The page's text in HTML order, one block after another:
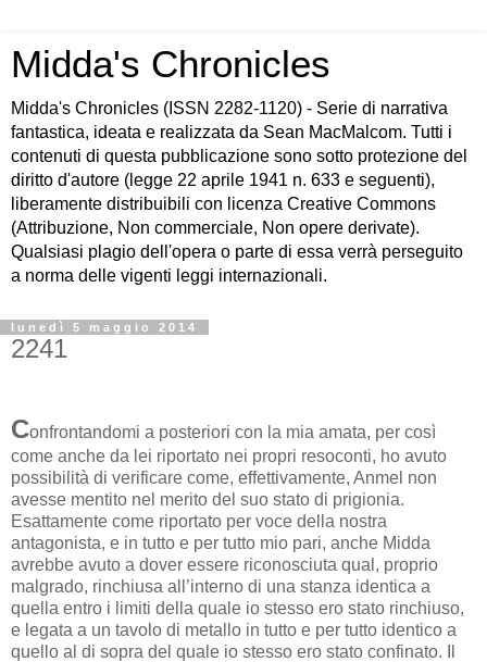
Midda's Chronicles
Midda's Chronicles (ISSN 2282-1120) - Serie di narrativa
fantastica, ideata e realizzata da Sean MacMalcom. Tutti i
contenuti di questa pubblicazione sono sotto protezione del
diritto d'autore (legge 22 aprile 1941 n. 633 e seguenti),
liberamente distribuibili con licenza Creative Commons
(Attribuzione, Non commerciale, Non opere derivate).
Qualsiasi plagio dell'opera o parte di essa verrà perseguito
a norma delle vigenti leggi internazionali.
lunedì 5 maggio 2014
2241
Confrontandomi a posteriori con la mia amata, per così
come anche da lei riportato nei propri resoconti, ho avuto
possibilità di verificare come, effettivamente, Anmel non
avesse mentito nel merito del suo stato di prigionia.
Esattamente come riportato per voce della nostra
antagonista, e in tutto e per tutto mio pari, anche Midda
avrebbe avuto a dover essere riconosciuta qual, proprio
malgrado, rinchiusa all’interno di una stanza identica a
quella entro i limiti della quale io stesso ero stato rinchiuso,
e legata a un tavolo di metallo in tutto e per tutto identico a
quello al di sopra del quale io stesso ero stato confinato. Il